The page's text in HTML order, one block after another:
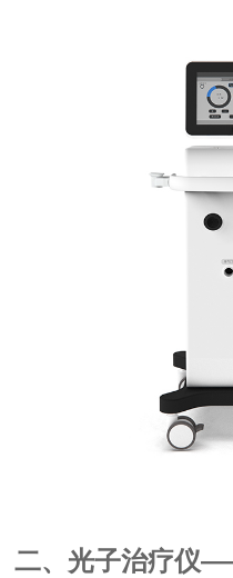
二、光子治疗仪